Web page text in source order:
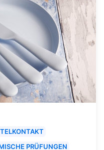
PRÜFUNGEN